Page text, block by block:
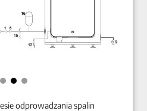
odprowadzania spalin